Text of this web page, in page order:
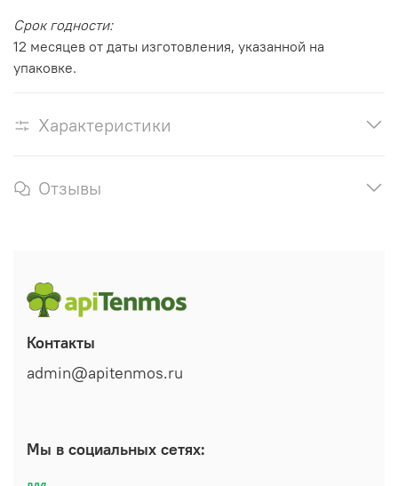
Срок годности:
12 месяцев от даты изготовления, указанной на
упаковке.
Характеристики
Отзывы
Контакты
admin@apitenmos.ru
Мы в социальных сетях: